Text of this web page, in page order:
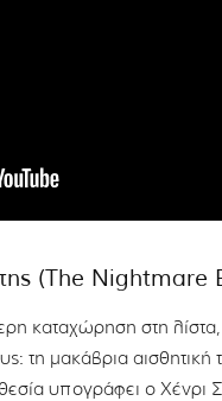
(The
καταχώρηση στη
τη μακάβρια αισθητική
υπογράφει ο Χένρι